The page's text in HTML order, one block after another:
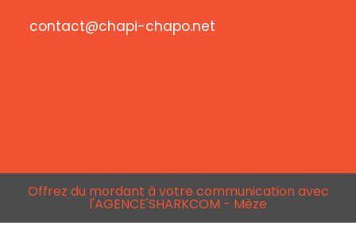
contact@chapi-chapo.net
Offrez du mordant à votre communication avec
l'AGENCE'SHARKCOM - Mèze